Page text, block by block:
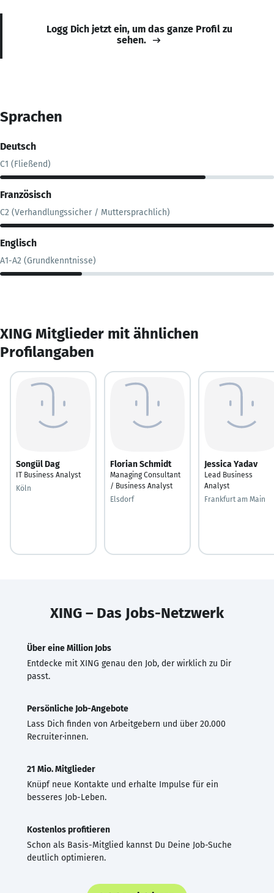
Logg Dich jetzt ein, um das ganze Profil zu
sehen.
Sprachen
Deutsch
C1 (Fließend)
Französisch
C2 (Verhandlungssicher / Muttersprachlich)
Englisch
A1-A2 (Grundkenntnisse)
XING Mitglieder mit ähnlichen
Profilangaben
Songül Dag
IT Business Analyst
Köln
Florian Schmidt
Managing Consultant
/ Business Analyst
Elsdorf
Jessica Yadav
Lead Business
Analyst
Frankfurt am Main
XING – Das Jobs-Netzwerk
Über eine Million Jobs
Entdecke mit XING genau den Job, der wirklich zu Dir
passt.
Persönliche Job-Angebote
Lass Dich finden von Arbeitgebern und über 20.000
Recruiter·innen.
21 Mio. Mitglieder
Knüpf neue Kontakte und erhalte Impulse für ein
besseres Job-Leben.
Kostenlos profitieren
Schon als Basis-Mitglied kannst Du Deine Job-Suche
deutlich optimieren.